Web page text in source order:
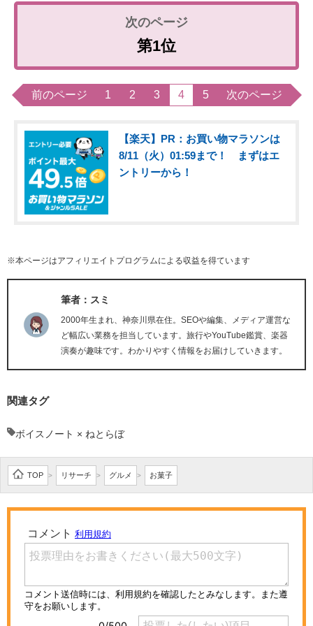
第1位
前のページ 1 2 3 4 5 次のページ
【楽天】PR：お買い物マラソンは
8/11（火）01:59まで！ まずはエ
ントリーから！
※本ページはアフィリエイトプログラムによる収益を得ています
筆者：スミ
2000年生まれ、神奈川県在住。SEOや編集、メディア運営な
ど幅広い業務を担当しています。旅行やYouTube鑑賞、楽器
演奏が趣味です。わかりやすく情報をお届けしていきます。
関連タグ
ボイスノート × ねとらぼ
TOP > リサーチ > グルメ > お菓子